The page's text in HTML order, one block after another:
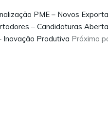
– Candidaturas
Inovação Produtiva Próximo